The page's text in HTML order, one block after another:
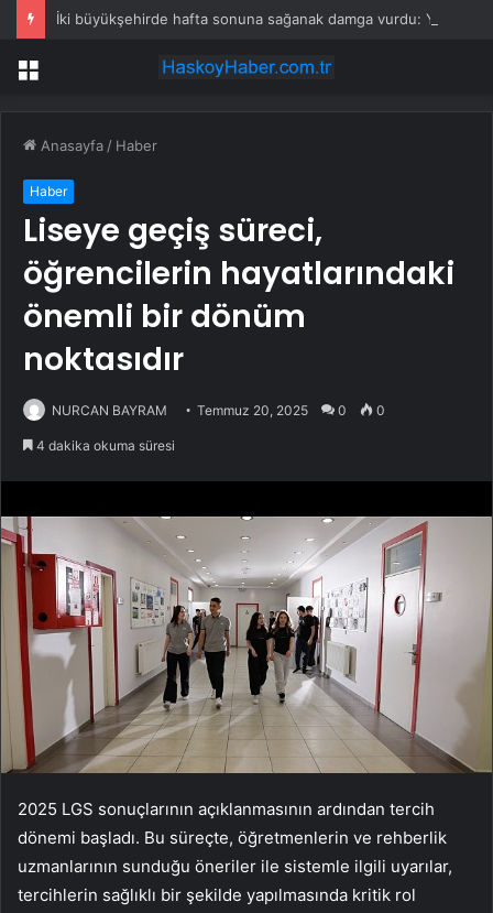
Menü
Anasayfa / Haber
Haber
Liseye geçiş süreci,
öğrencilerin hayatlarındaki
önemli bir dönüm
noktasıdır
NURCAN BAYRAM Temmuz 20, 2025 0 0
4 dakika okuma süresi
2025 LGS sonuçlarının açıklanmasının ardından tercih
dönemi başladı. Bu süreçte, öğretmenlerin ve rehberlik
uzmanlarının sunduğu öneriler ile sistemle ilgili uyarılar,
tercihlerin sağlıklı bir şekilde yapılmasında kritik rol